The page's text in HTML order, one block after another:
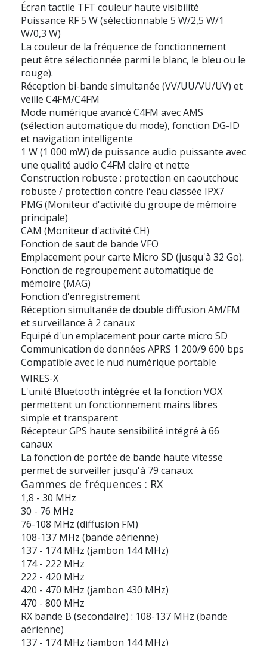
Écran tactile TFT couleur haute visibilité
Puissance RF 5 W (sélectionnable 5 W/2,5 W/1
W/0,3 W)
La couleur de la fréquence de fonctionnement
peut être sélectionnée parmi le blanc, le bleu ou le
rouge).
Réception bi-bande simultanée (VV/UU/VU/UV) et
veille C4FM/C4FM
Mode numérique avancé C4FM avec AMS
(sélection automatique du mode), fonction DG-ID
et navigation intelligente
1 W (1 000 mW) de puissance audio puissante avec
une qualité audio C4FM claire et nette
Construction robuste : protection en caoutchouc
robuste / protection contre l'eau classée IPX7
PMG (Moniteur d'activité du groupe de mémoire
principale)
CAM (Moniteur d'activité CH)
Fonction de saut de bande VFO
Emplacement pour carte Micro SD (jusqu'à 32 Go).
Fonction de regroupement automatique de
mémoire (MAG)
Fonction d'enregistrement
Réception simultanée de double diffusion AM/FM
et surveillance à 2 canaux
Equipé d'un emplacement pour carte micro SD
Communication de données APRS 1 200/9 600 bps
Compatible avec le nud numérique portable
WIRES-X
L'unité Bluetooth intégrée et la fonction VOX
permettent un fonctionnement mains libres
simple et transparent
Récepteur GPS haute sensibilité intégré à 66
canaux
La fonction de portée de bande haute vitesse
permet de surveiller jusqu'à 79 canaux
Gammes de fréquences : RX
1,8 - 30 MHz
30 - 76 MHz
76-108 MHz (diffusion FM)
108-137 MHz (bande aérienne)
137 - 174 MHz (jambon 144 MHz)
174 - 222 MHz
222 - 420 MHz
420 - 470 MHz (jambon 430 MHz)
470 - 800 MHz
RX bande B (secondaire) : 108-137 MHz (bande
aérienne)
137 - 174 MHz (jambon 144 MHz)